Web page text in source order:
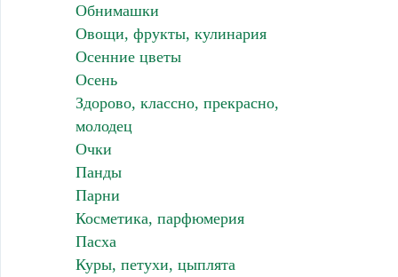
Обнимашки
Овощи, фрукты, кулинария
Осенние цветы
Осень
Здорово, классно, прекрасно,
молодец
Очки
Панды
Парни
Косметика, парфюмерия
Пасха
Куры, петухи, цыплята